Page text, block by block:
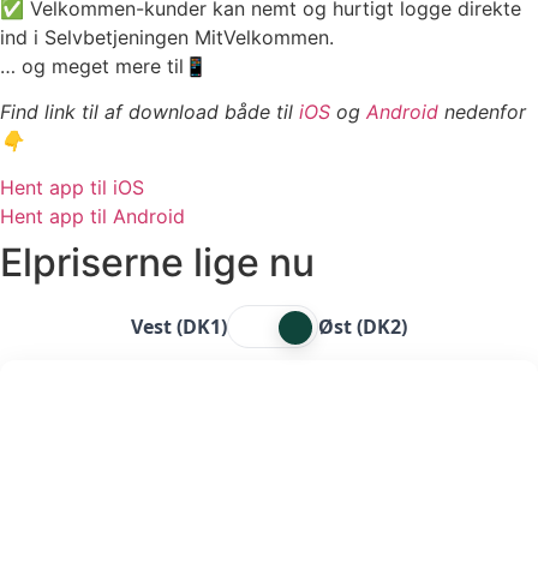
✅ Velkommen-kunder kan nemt og hurtigt logge direkte
ind i Selvbetjeningen MitVelkommen.
… og meget mere til📱
Find link til af download både til iOS og Android nedenfor
👇
Hent app til iOS
Hent app til Android
Elpriserne lige nu
Vest (DK1) Øst (DK2)